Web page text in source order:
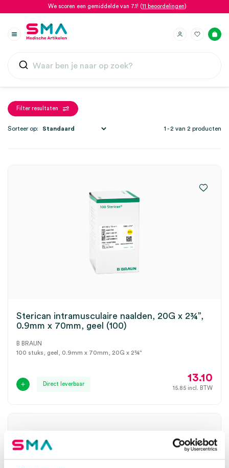
We scoren een gemiddelde van 7.1! (11 beoordelingen)
Filter resultaten
1 - 2 van 2 producten
Sorteer op:
Sterican intramusculaire naalden, 20G x 2¾”,
0.9mm x 70mm, geel (100)
B BRAUN
100 stuks, geel, 0.9mm x 70mm, 20G x 2¾"
Direct leverbaar
13.10
15.85 incl. BTW